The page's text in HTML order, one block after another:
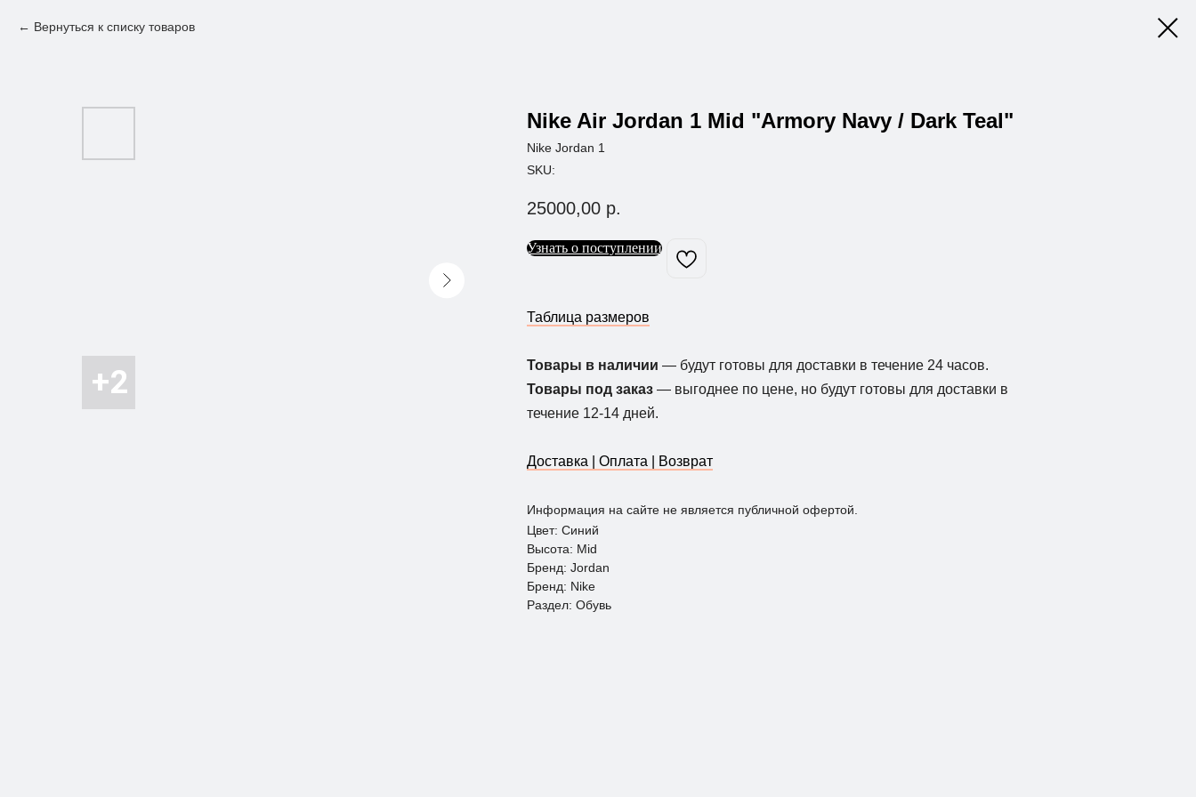
Вернуться к списку товаров
Nike Air Jordan 1 Mid "Armory Navy / Dark Teal"
Nike Jordan 1
SKU:
25000,00 р.
Узнать о поступлении
Таблица размеров
Товары в наличии — будут готовы для доставки в течение 24 часов.
Товары под заказ — выгоднее по цене, но будут готовы для доставки в
течение 12-14 дней.
Доставка | Оплата | Возврат
Информация на сайте не является публичной офертой.
Цвет: Синий
Высота: Mid
Бренд: Jordan
Бренд: Nike
Раздел: Обувь